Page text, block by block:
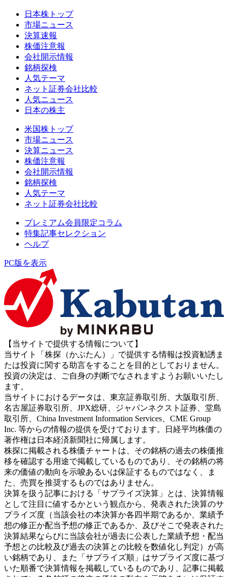
日本株トップ
市場ニュース
決算速報
株価注意報
会社開示情報
銘柄探検
人気テーマ
ネット証券会社比較
人気ニュース
日本の株主
米国株トップ
市場ニュース
決算ニュース
株価注意報
会社開示情報
銘柄探検
人気テーマ
ネット証券会社比較
プレミアム会員限定コラム
特集記事セレクション
ヘルプ
PC版を表示
【当サイトで提供する情報について】
当サイト「株探（かぶたん）」で提供する情報は投資勧誘ま
たは投資に関する助言をすることを目的としておりません。
投資の決定は、ご自身の判断でなされますようお願いいたし
ます。
当サイトにおけるデータは、東京証券取引所、大阪取引所、
名古屋証券取引所、JPX総研、ジャパンネクスト証券、堂島
取引所、China Investment Information Services、CME Group
Inc. 等からの情報の提供を受けております。日経平均株価の
著作権は日本経済新聞社に帰属します。
株探に掲載される株価チャートは、その銘柄の過去の株価推
移を確認する用途で掲載しているものであり、その銘柄の将
来の価値の動向を示唆あるいは保証するものではなく、ま
た、売買を推奨するものではありません。
決算を扱う記事における「サプライズ決算」とは、決算情報
として注目に値するかという観点から、発表された決算のサ
プライズ度（当該会社の本決算か各四半期であるか、業績予
想の修正か配当予想の修正であるか、及びそこで発表された
決算結果ならびに当該会社が過去に公表した業績予想・配当
予想との比較及び過去の決算との比較を数値化し判定）が高
い銘柄であり、また「サプライズ順」はサプライズ度に基づ
いた順番で決算情報を掲載しているものであり、記事に掲載